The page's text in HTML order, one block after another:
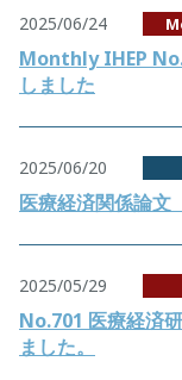
2025/06/24
Monthly IHEP
しました
2025/06/20
医療経済関係論文
2025/05/29
No.701 医療経済
ました。